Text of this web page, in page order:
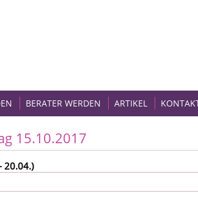
BERATER WERDEN ARTIKEL
15.10.2017
20.04.)